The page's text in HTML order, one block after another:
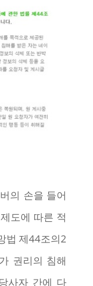
의 손을 들어
도에 따른 적
법 제44조의2
권리의 침해
사자 간에 다